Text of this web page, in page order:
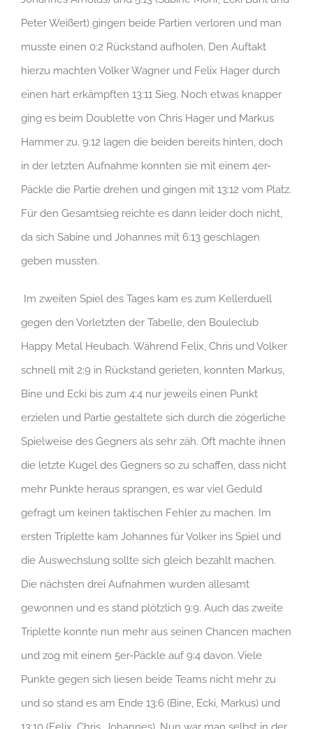
Peter Weißert) gingen beide Partien verloren und man
musste einen 0:2 Rückstand aufholen. Den Auftakt
hierzu machten Volker Wagner und Felix Hager durch
einen hart erkämpften 13:11 Sieg. Noch etwas knapper
ging es beim Doublette von Chris Hager und Markus
Hammer zu. 9:12 lagen die beiden bereits hinten, doch
in der letzten Aufnahme konnten sie mit einem 4er-
Päckle die Partie drehen und gingen mit 13:12 vom Platz.
Für den Gesamtsieg reichte es dann leider doch nicht,
da sich Sabine und Johannes mit 6:13 geschlagen
geben mussten.
Im zweiten Spiel des Tages kam es zum Kellerduell
gegen den Vorletzten der Tabelle, den Bouleclub
Happy Metal Heubach. Während Felix, Chris und Volker
schnell mit 2:9 in Rückstand gerieten, konnten Markus,
Bine und Ecki bis zum 4:4 nur jeweils einen Punkt
erzielen und Partie gestaltete sich durch die zögerliche
Spielweise des Gegners als sehr zäh. Oft machte ihnen
die letzte Kugel des Gegners so zu schaffen, dass nicht
mehr Punkte heraus sprangen, es war viel Geduld
gefragt um keinen taktischen Fehler zu machen. Im
ersten Triplette kam Johannes für Volker ins Spiel und
die Auswechslung sollte sich gleich bezahlt machen.
Die nächsten drei Aufnahmen wurden allesamt
gewonnen und es stand plötzlich 9:9. Auch das zweite
Triplette konnte nun mehr aus seinen Chancen machen
und zog mit einem 5er-Päckle auf 9:4 davon. Viele
Punkte gegen sich liesen beide Teams nicht mehr zu
und so stand es am Ende 13:6 (Bine, Ecki, Markus) und